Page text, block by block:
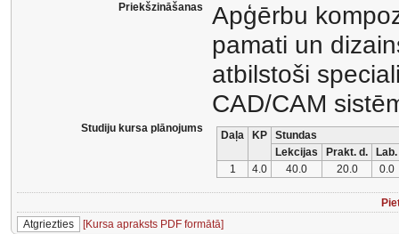
Priekšzināšanas
Apģērbu
pamati un
atbilstoši
CAD/CAM
Studiju kursa plānojums
Daļa KP
Stundas
Lekcijas
Prakt. d.
Lab.
1
4.0 40.0 20.0 0.0
[Kursa apraksts PDF formātā]